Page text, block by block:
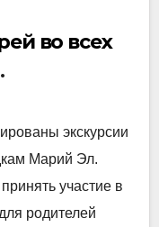
во всех
пройдёт 18
экскурсии
Марий Эл.
участие в
родителей